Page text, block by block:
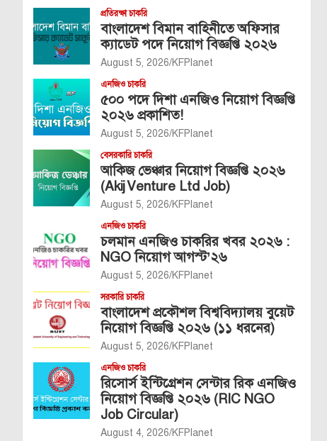
প্রতিরক্ষা চাকরি
বাংলাদেশ বিমান বাহিনীতে অফিসার
ক্যাডেট পদে নিয়োগ বিজ্ঞপ্তি ২০২৬
August 5, 2026 KFPlanet
এনজিও চাকরি
৫০০ পদে দিশা এনজিও নিয়োগ বিজ্ঞপ্তি
২০২৬ প্রকাশিত!
August 5, 2026 KFPlanet
বেসরকারি চাকরি
আকিজ ভেঞ্চার নিয়োগ বিজ্ঞপ্তি ২০২৬
(Akij Venture Ltd Job)
August 5, 2026 KFPlanet
এনজিও চাকরি
চলমান এনজিও চাকরির খবর ২০২৬ :
NGO নিয়োগ আগস্ট’২৬
August 5, 2026 KFPlanet
সরকারি চাকরি
বাংলাদেশ প্রকৌশল বিশ্ববিদ্যালয় বুয়েট
নিয়োগ বিজ্ঞপ্তি ২০২৬ (১১ ধরনের)
August 5, 2026 KFPlanet
এনজিও চাকরি
রিসোর্স ইন্টিগ্রেশন সেন্টার রিক এনজিও
নিয়োগ বিজ্ঞপ্তি ২০২৬ (RIC NGO
Job Circular)
August 4, 2026 KFPlanet